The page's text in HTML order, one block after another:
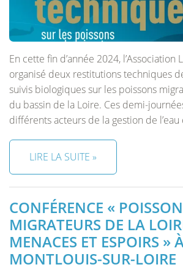
En cette fin d’année 2024, l’Association
organisé deux restitutions techniques
suivis biologiques sur les poissons
du bassin de la Loire. Ces demi-
différents acteurs de la gestion de l’eau
LIRE LA SUITE »
CONFÉRENCE «
MIGRATEURS DE LA
MENACES ET ESPOIRS »
MONTLOUIS-SUR-LOIRE